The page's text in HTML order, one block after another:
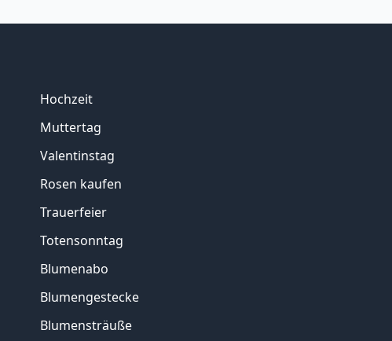
Hochzeit
Muttertag
Valentinstag
Rosen kaufen
Trauerfeier
Totensonntag
Blumenabo
Blumengestecke
Blumensträuße